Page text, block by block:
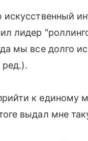
искусственный
лидер
мы все долго
к единому
выдал мне